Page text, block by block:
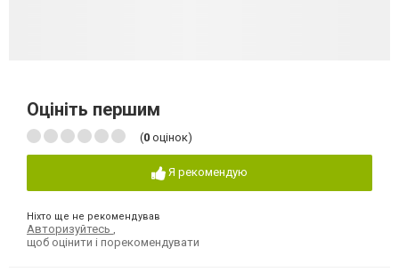
Оцініть першим
(0 оцінок)
Я рекомендую
Ніхто ще не рекомендував
Авторизуйтесь
щоб оцінити і порекомендувати